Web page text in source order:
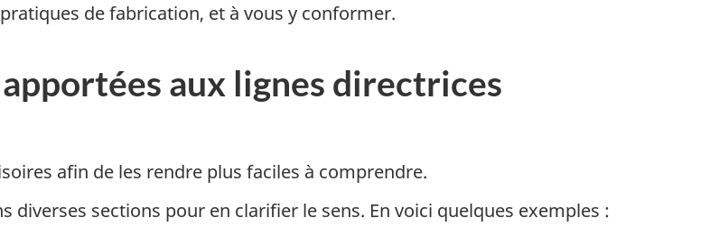
de fabrication, et à vous y conformer.
aux lignes directrices
afin de les rendre plus faciles à comprendre.
diverses sections pour en clarifier le sens. En voici quelques exemples :